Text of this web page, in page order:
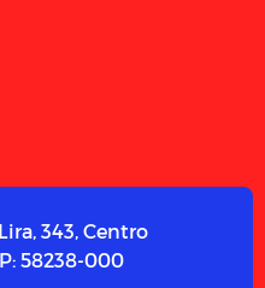
343, Centro
58238-000